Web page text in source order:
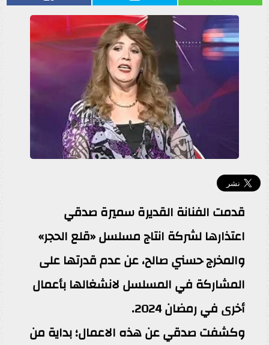
قدمت الفنانة القديرة سميرة صدقي
اعتذارها لشركة انتاج مسلسل «قلع الحجر»
والمخرج حسني صالح، عن عدم قدرتها على
المشاركة في المسلسل لانشغالها بأعمال
أخرى في رمضان 2024.
وكشفت صدقي عن هذه الاعمال؛ بداية من